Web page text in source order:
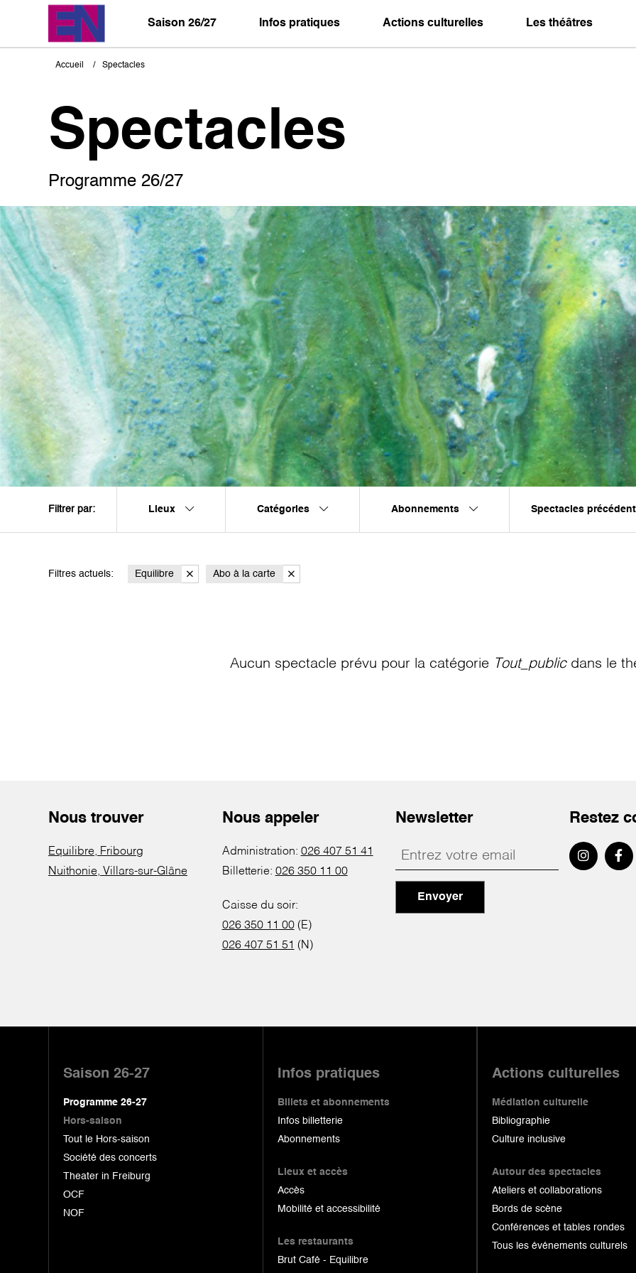
Saison 26/27 Infos pratiques Actions culturelles Les théâtres
Fil
Accueil Spectacles
Spectacles
Programme 26/27
Filtrer par: Lieux Catégories Abonnements Spectacles
Filtres actuels: Equilibre Abo à la carte
Aucun spectacle prévu pour la catégorie Tout_publicdans le
Nous trouver
Equilibre, Fribourg
Nuithonie, Villars-sur-Glâne
Nous appeler
Administration: 026 407 51 41
Billetterie: 026 350 11 00
Caisse du soir:
026 350 11 00(E)
026 407 51 51 (N)
Newsletter
Envoyer
Restez
Saison 26-27
Programme 26-27
Hors-saison
Tout le Hors-saison
Société des concerts
Theater in Freiburg
OCF
NOF
Infos pratiques
Billets et abonnements
Infos billetterie
Abonnements
Lieux et accès
Accès
Mobilité et accessibilité
Les restaurants
Brut Café - Equilibre
Actions culturelles
Médiation culturelle
Bibliographie
Culture inclusive
Autour des spectacles
Ateliers et collaborations
Bords de scène
Conférences et tables rondes
Tous les événements culturels